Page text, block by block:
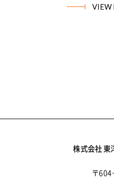
VIEW
株式会社 東
〒604